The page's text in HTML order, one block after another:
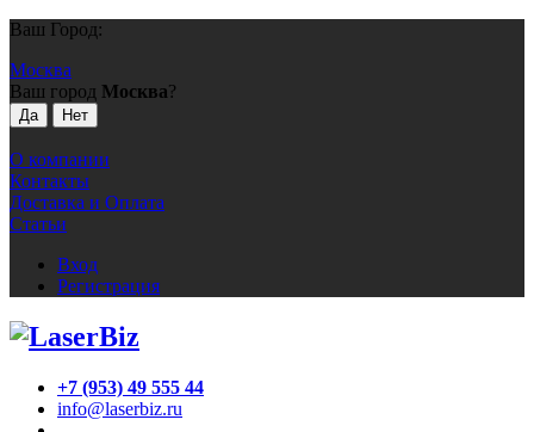
Ваш Город:
Москва
Ваш город Москва?
О компании
Контакты
Доставка и Оплата
Статьи
Вход
Регистрация
+7 (953) 49 555 44
info@laserbiz.ru